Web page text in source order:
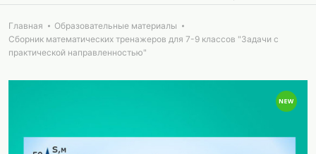
Главная
Образовательные материалы
Сборник математических тренажеров для 7-9 классов "Задачи с
практической направленностью"